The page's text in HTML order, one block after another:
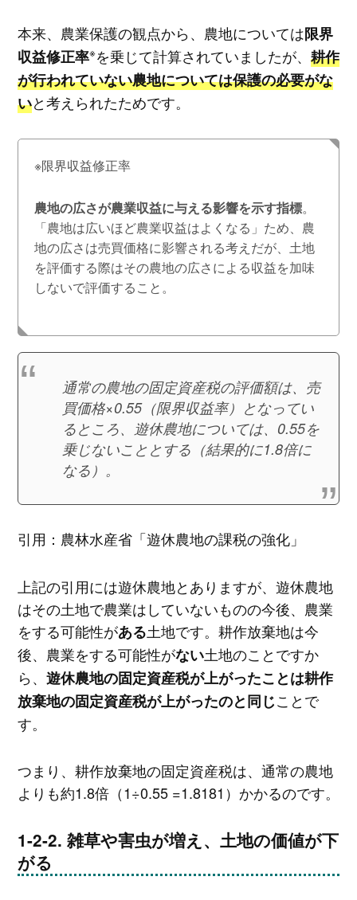
本来、農業保護の観点から、農地については限界
収益修正率※を乗じて計算されていましたが、 耕作
が行われていない農地については保護の必要がな
いと考えられたためです。
※限界収益修正率
農地の広さが農業収益に与える影響を示す指標。
「農地は広いほど農業収益はよくなる」ため、農
地の広さは売買価格に影響される考えだが、土地
を評価する際はその農地の広さによる収益を加味
しないで評価すること。
通常の農地の固定資産税の評価額は、売
買価格×0.55（限界収益率）となってい
るところ、遊休農地については、0.55を
乗じないこととする（結果的に1.8倍に
なる）。
引用：農林水産省「遊休農地の課税の強化」
上記の引用には遊休農地とありますが、遊休農地
はその土地で農業はしていないものの今後、農業
をする可能性がある土地です。耕作放棄地は今
後、農業をする可能性がない土地のことですか
ら、 遊休農地の固定資産税が上がったことは耕作
放棄地の固定資産税が上がったのと同じことで
す。
つまり、耕作放棄地の固定資産税は、通常の農地
よりも約1.8倍（1÷0.55 =1.8181）かかるのです。
雑草や害虫が増え、土地の価値が下
がる